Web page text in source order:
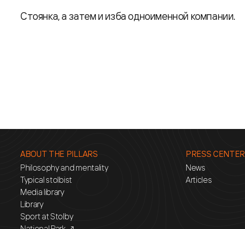
Стоянка, а затем и изба одноименной компании.
ABOUT THE PILLARS
Philosophy and mentality
Typical stolbist
Media library
Library
Sport at Stolby
PRESS CENTER
News
Articles